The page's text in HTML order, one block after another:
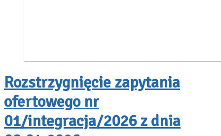
Rozstrzygnięcie zapytania
ofertowego nr
01/integracja/2026 z dnia